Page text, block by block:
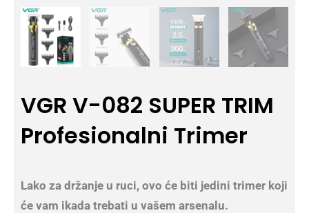
VGR V-082 SUPER TRIM
Profesionalni Trimer
Lako za držanje u ruci, ovo će biti jedini trimer koji
će vam ikada trebati u vašem arsenalu.